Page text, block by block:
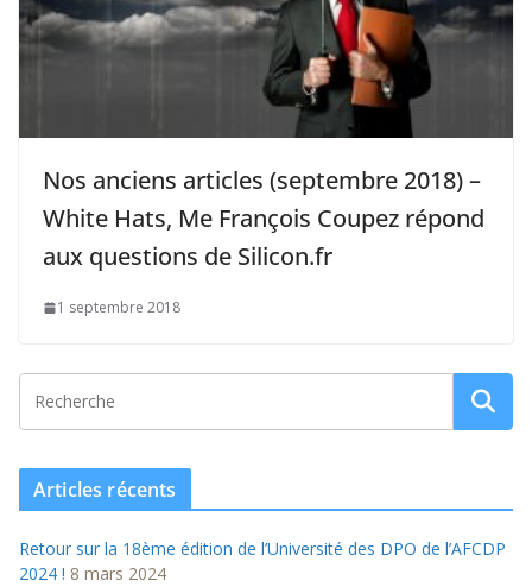
Nos anciens articles (septembre 2018) –
White Hats, Me François Coupez répond
aux questions de Silicon.fr
1 septembre 2018
Articles récents
Retour sur la 18ème édition de l’Université des DPO de l’AFCDP
2024 ! 8 mars 2024